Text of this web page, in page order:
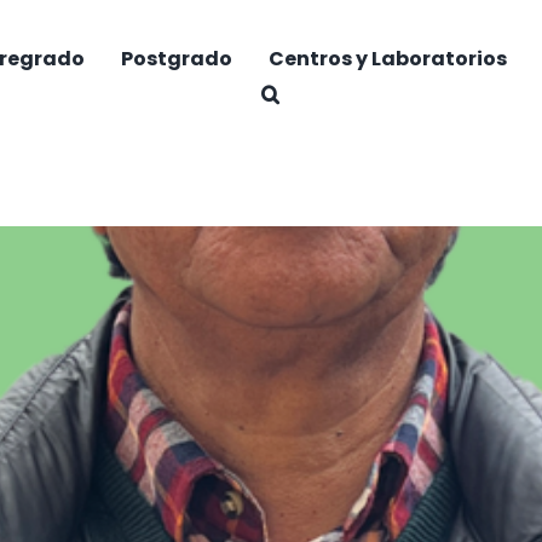
Postgrado Centros y Laboratorios